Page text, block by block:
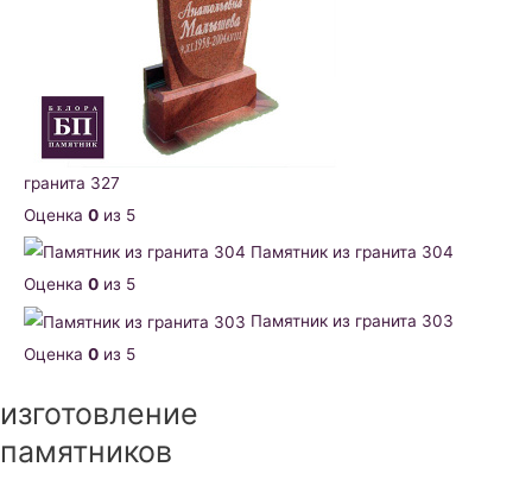
гранита 327
Оценка 0 из 5
Памятник из гранита 304
Оценка 0 из 5
Памятник из гранита 303
Оценка 0 из 5
изготовление
памятников